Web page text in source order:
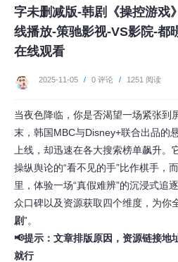
字未删减版-韩剧《操控游戏
线播放-策驰影视-VS影院-都
在线观看
2025-11-05 / 0 评论 / 1251 阅读
当夜色降临，你是否渴望一场紧张到
末，韩国MBC与Disney+联合出品的
上线，却迅速在各大搜索榜单飙升
操纵舆论的“看不见的手”比作棋手，
里，体验一场“真假难辨”的沉浸式追
众口碑以及资源获取四个维度，为你
剧”。
📢提示：文章排版原因，资源链接地
就行